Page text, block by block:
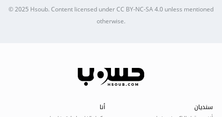
© 2025Hsoub.Content licensed underCC BY-NC-SA 4.0unless mentioned
otherwise.